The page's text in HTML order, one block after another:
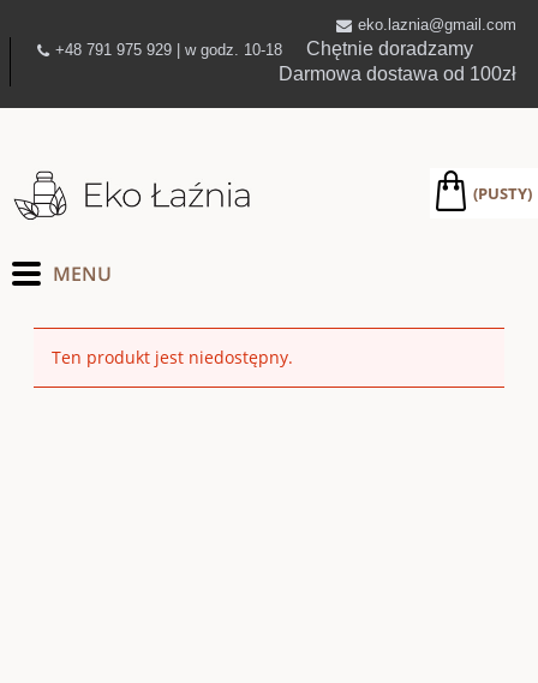
eko.laznia@gmail.com
+48 791 975 929 | w godz. 10-18 Chętnie doradzamy
Darmowa dostawa od 100zł
(PUSTY)
Ten produkt jest niedostępny.